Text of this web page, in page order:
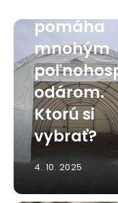
pomáha
mnohým
odárom.
Ktorú si
vybrať?
4. 10. 2025